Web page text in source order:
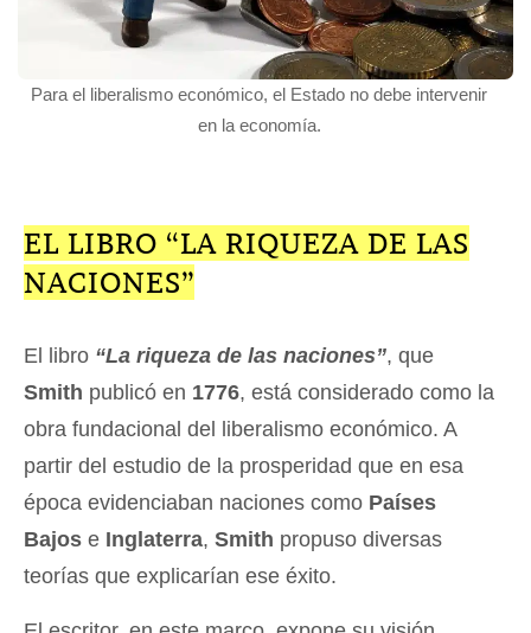
Para el liberalismo económico, el Estado no debe intervenir
en la economía.
EL LIBRO “LA RIQUEZA DE LAS
NACIONES”
El libro “La riqueza de las naciones”, que
Smith publicó en 1776, está considerado como la
obra fundacional del liberalismo económico. A
partir del estudio de la prosperidad que en esa
época evidenciaban naciones como Países
Bajos e Inglaterra, Smith propuso diversas
teorías que explicarían ese éxito.